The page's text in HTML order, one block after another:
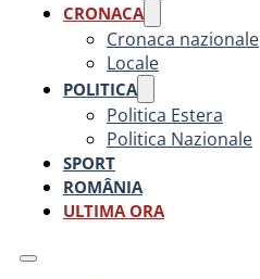
CRONACA
Cronaca nazionale
Locale
POLITICA
Politica Estera
Politica Nazionale
SPORT
ROMÂNIA
ULTIMA ORA